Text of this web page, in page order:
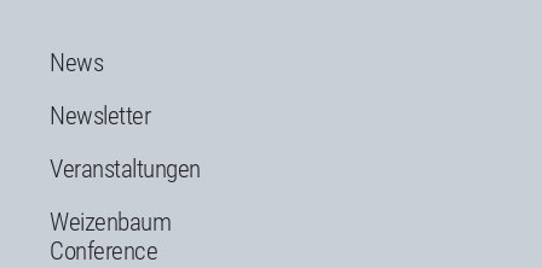
News
Newsletter
Veranstaltungen
Weizenbaum
Conference